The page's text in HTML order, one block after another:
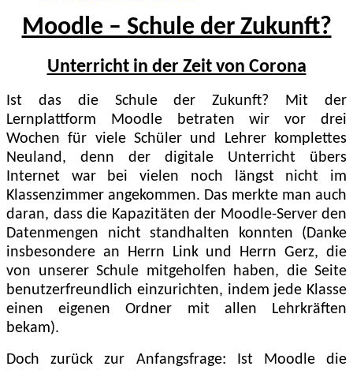
Moodle – Schule der Zukunft?
Unterricht in der Zeit von Corona
Ist das die Schule der Zukunft? Mit der
Lernplattform Moodle betraten wir vor drei
Wochen für viele Schüler und Lehrer komplettes
Neuland, denn der digitale Unterricht übers
Internet war bei vielen noch längst nicht im
Klassenzimmer angekommen. Das merkte man auch
daran, dass die Kapazitäten der Moodle-Server den
Datenmengen nicht standhalten konnten (Danke
insbesondere an Herrn Link und Herrn Gerz, die
von unserer Schule mitgeholfen haben, die Seite
benutzerfreundlich einzurichten, indem jede Klasse
einen eigenen Ordner mit allen Lehrkräften
bekam).
Doch zurück zur Anfangsfrage: Ist Moodle die